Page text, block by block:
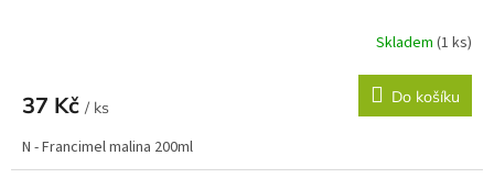
Skladem (1 ks)
37 Kč / ks
Do košíku
N - Francimel malina 200ml